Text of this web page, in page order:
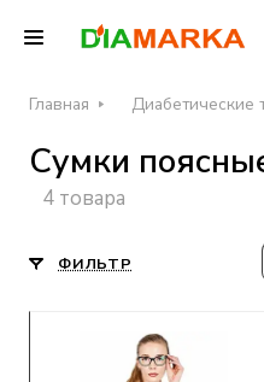
Главная Диабетические
Сумки
4 товара
ФИЛЬТР